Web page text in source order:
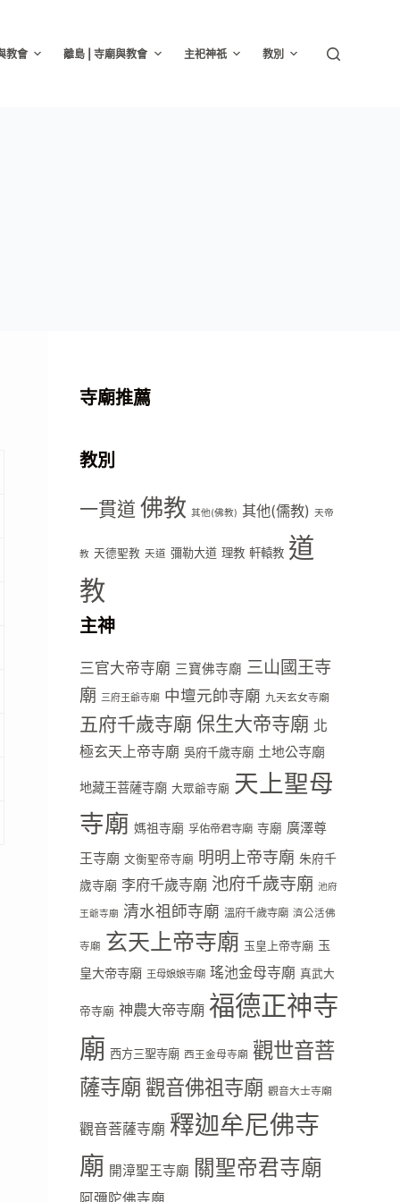
教會 離島 | 寺廟與教會 主祀神祇 教別
寺廟推薦
教別
一貫道 佛教 其他(佛教) 其他(儒教) 天帝
教 天德聖教 天道 彌勒大道 理教 軒轅教 道
教
主神
三官大帝寺廟 三寶佛寺廟 三山國王寺
廟 三府王爺寺廟 中壇元帥寺廟 九天玄女寺廟
五府千歲寺廟 保生大帝寺廟 北
極玄天上帝寺廟 吳府千歲寺廟 土地公寺廟
地藏王菩薩寺廟 大眾爺寺廟 天上聖母
寺廟 媽祖寺廟 孚佑帝君寺廟 寺廟 廣澤尊
王寺廟 文衡聖帝寺廟 明明上帝寺廟 朱府千
歲寺廟 李府千歲寺廟 池府千歲寺廟 池府
王爺寺廟 清水祖師寺廟 溫府千歲寺廟 濟公活佛
寺廟 玄天上帝寺廟 玉皇上帝寺廟 玉
皇大帝寺廟 王母娘娘寺廟 瑤池金母寺廟 真武大
帝寺廟 神農大帝寺廟 福德正神寺
廟 西方三聖寺廟 西王金母寺廟 觀世音菩
薩寺廟觀音佛祖寺廟 觀音大士寺廟
觀音菩薩寺廟 釋迦牟尼佛寺
廟 開漳聖王寺廟 關聖帝君寺廟